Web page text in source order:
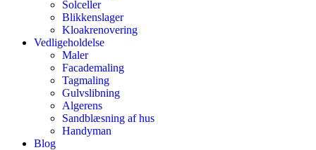
Solceller
Blikkenslager
Kloakrenovering
Vedligeholdelse
Maler
Facademaling
Tagmaling
Gulvslibning
Algerens
Sandblæsning af hus
Handyman
Blog